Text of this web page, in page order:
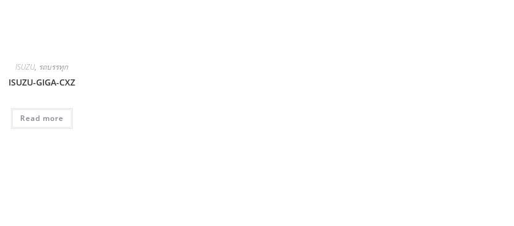
ISUZU, รถบรรทุก
ISUZU-GIGA-CXZ
Read more